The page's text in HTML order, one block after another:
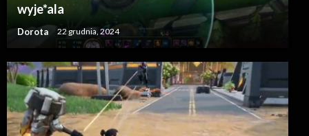
wyje*ala
Dorota 22 grudnia, 2024